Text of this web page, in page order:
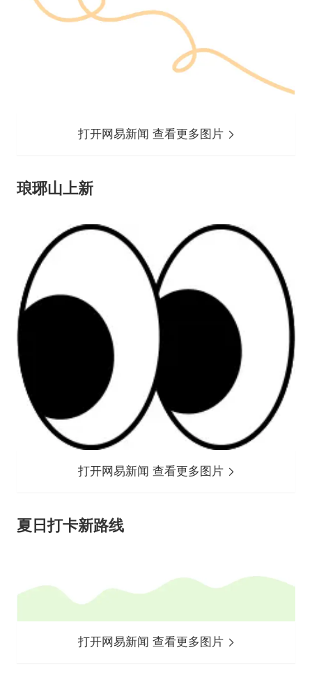
打开网易新闻 查看更多图片
琅琊山上新
打开网易新闻 查看更多图片
夏日打卡新路线
打开网易新闻 查看更多图片